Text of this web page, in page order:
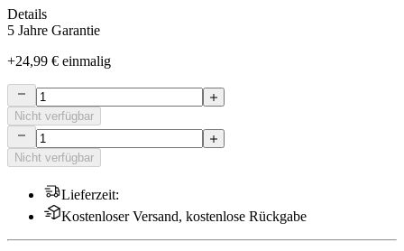
Details
5 Jahre Garantie
+24,99 € einmalig
Nicht verfügbar
Nicht verfügbar
Lieferzeit:
Kostenloser Versand, kostenlose Rückgabe